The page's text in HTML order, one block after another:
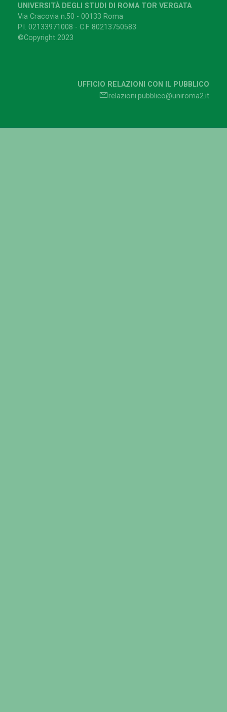
UNIVERSITÀ DEGLI STUDI DI ROMA TOR VERGATA
Via Cracovia n.50 - 00133 Roma
P.I. 02133971008 - C.F. 80213750583
©Copyright 2023
UFFICIO RELAZIONI CON IL PUBBLICO
relazioni.pubblico@uniroma2.it